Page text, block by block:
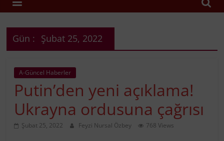
Gün : Şubat 25, 2022
A-Güncel Haberler
Putin’den yeni açıklama!
Ukrayna ordusuna çağrısı
Şubat 25, 2022 Feyzi Nursal Özbey 768 Views